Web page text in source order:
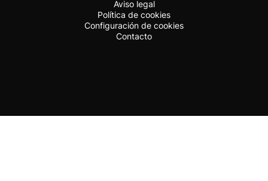
Aviso legal
Política de cookies
Configuración de cookies
Contacto